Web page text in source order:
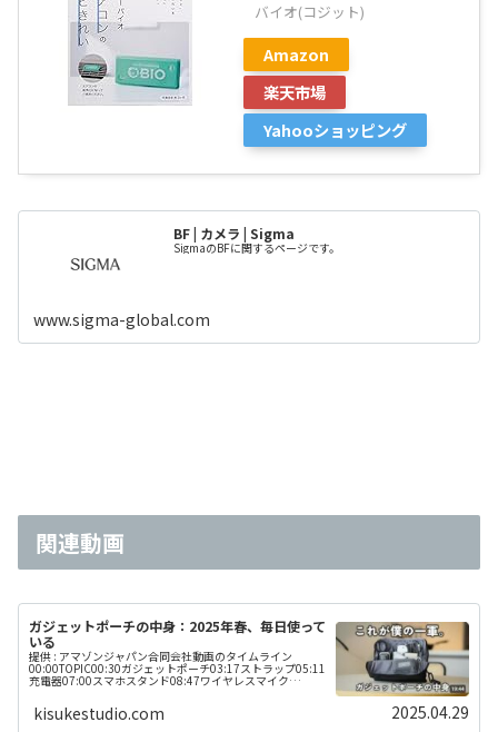
バイオ(コジット)
Amazon
楽天市場
Yahooショッピング
BF | カメラ | Sigma
SigmaのBFに関するページです。
www.sigma-global.com
関連動画
ガジェットポーチの中身：2025年春、毎日使って
いる
提供 : アマゾンジャパン合同会社動画のタイムライン
00:00TOPIC00:30ガジェットポーチ03:17ストラップ05:11
充電器07:00スマホスタンド08:47ワイヤレスマイク
kisukestudio.com 2025.04.29